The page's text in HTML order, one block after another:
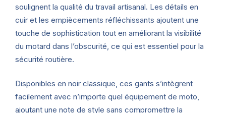
soulignent la qualité du travail artisanal. Les détails en
cuir et les empiècements réfléchissants ajoutent une
touche de sophistication tout en améliorant la visibilité
du motard dans l’obscurité, ce qui est essentiel pour la
sécurité routière.
Disponibles en noir classique, ces gants s’intègrent
facilement avec n’importe quel équipement de moto,
ajoutant une note de style sans compromettre la